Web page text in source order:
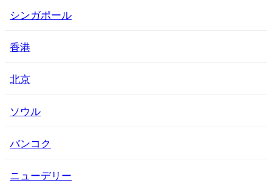
シンガポール
香港
北京
ソウル
バンコク
ニューデリー